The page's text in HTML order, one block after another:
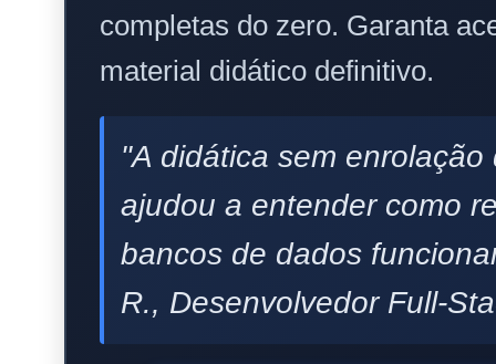
completas do zero. Garanta
material didático definitivo.
"A didática sem
ajudou a entender como
bancos de dados
R., Desenvolvedor Full-